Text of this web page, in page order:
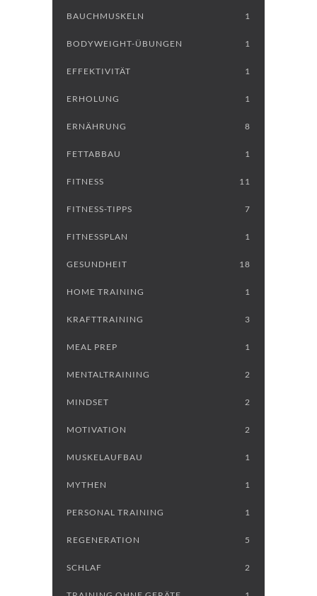
BAUCHMUSKELN 1
BODYWEIGHT-ÜBUNGEN 1
EFFEKTIVITÄT 1
ERHOLUNG 1
ERNÄHRUNG 8
FETTABBAU 1
FITNESS 11
FITNESS-TIPPS 7
FITNESSPLAN 1
GESUNDHEIT 18
HOME TRAINING 1
KRAFTTRAINING 3
MEAL PREP 1
MENTALTRAINING 2
MINDSET 2
MOTIVATION 2
MUSKELAUFBAU 1
MYTHEN 1
PERSONAL TRAINING 1
REGENERATION 5
SCHLAF 2